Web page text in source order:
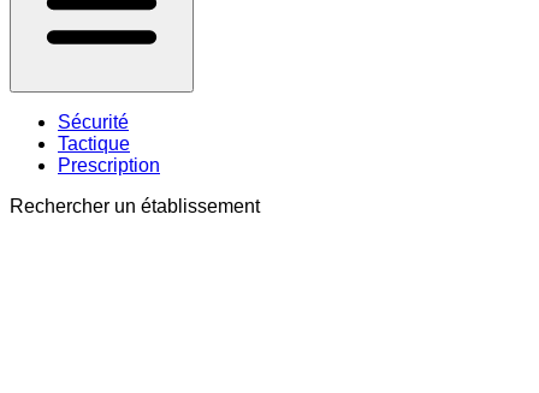
Sécurité
Tactique
Prescription
Rechercher un établissement